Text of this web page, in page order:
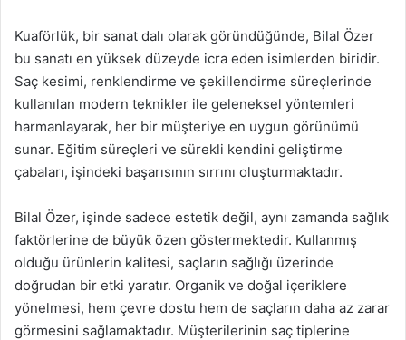
Kuaförlük, bir sanat dalı olarak göründüğünde, Bilal Özer
bu sanatı en yüksek düzeyde icra eden isimlerden biridir.
Saç kesimi, renklendirme ve şekillendirme süreçlerinde
kullanılan modern teknikler ile geleneksel yöntemleri
harmanlayarak, her bir müşteriye en uygun görünümü
sunar. Eğitim süreçleri ve sürekli kendini geliştirme
çabaları, işindeki başarısının sırrını oluşturmaktadır.
Bilal Özer, işinde sadece estetik değil, aynı zamanda sağlık
faktörlerine de büyük özen göstermektedir. Kullanmış
olduğu ürünlerin kalitesi, saçların sağlığı üzerinde
doğrudan bir etki yaratır. Organik ve doğal içeriklere
yönelmesi, hem çevre dostu hem de saçların daha az zarar
görmesini sağlamaktadır. Müşterilerinin saç tiplerine